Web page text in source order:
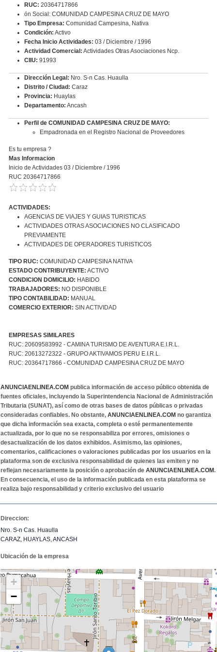
RUC: 20364717866
ón Social: COMUNIDAD CAMPESINA CRUZ DE MAYO
Tipo Empresa: Comunidad Campesina, Nativa
Condición: Activo
Fecha Inicio Actividades: 03 / Diciembre / 1996
Actividad Comercial: Actividades Otras Asociaciones Ncp.
CIIU: 91993
Dirección Legal: Nro. S-n Cas. Huaulla
Distrito / Ciudad: Caraz
Provincia: Huaylas
Departamento: Ancash
Perfil de COMUNIDAD CAMPESINA CRUZ DE MAYO:
Empadronada en el Registro Nacional de Proveedores
Es tu empresa ?
Mas Informacion
Inicio de Actividades 03 / Diciembre / 1996
RUC 20364717866
ACTIVIDADES:
AGENCIAS DE VIAJES Y GUIAS TURISTICAS
ACTIVIDADES OTRAS ASOCIACIONES NO CLASIFICADO
PREVIAMENTE
ACTIVIDADES DE OPERADORES TURISTICOS
TIPO RUC: COMUNIDAD CAMPESINA NATIVA
ESTADO CONTRIBUYENTE: ACTIVO
CONDICION DOMICILIO: HABIDO
TRABAJADORES: NO DISPONIBLE
TIPO CONTABILIDAD: MANUAL
COMERCIO EXTERIOR: SIN ACTIVIDAD
EMPRESAS SIMILARES
RUC: 20609583992 - CAMINA TURISMO DE AVENTURA E.I.R.L.
RUC: 20613272322 - GRUPO AKTIVAMOS PERU E.I.R.L.
RUC: 20364717866 - COMUNIDAD CAMPESINA CRUZ DE MAYO
ANUNCIAENLINEA.COM publica información de acceso público obtenida de
fuentes oficiales, incluyendo la Superintendencia Nacional de Administración
Tributaria (SUNAT), así como de otras bases de datos públicas o privadas
consideradas confiables. No obstante, ANUNCIAENLINEA.COM no garantiza
que dicha información sea exacta, completa o esté permanentemente
actualizada, por lo que no se responsabiliza por errores, omisiones o
desactualización de los datos exhibidos. Asimismo, las opiniones,
comentarios, calificaciones o valoraciones publicadas por los usuarios en la
plataforma son de exclusiva responsabilidad de quienes las emiten y no
reflejan necesariamente la posición o aprobación de ANUNCIAENLINEA.COM.
En consecuencia, el uso de la información publicada en esta plataforma se
realiza bajo responsabilidad y criterio exclusivo del usuario
Direccion:
Nro. S-n Cas. Huaulla
CARAZ, HUAYLAS, ANCASH
Ubicación de la empresa
+
−